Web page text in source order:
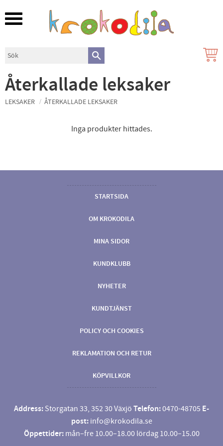
Meny
Återkallade leksaker
LEKSAKER ÅTERKALLADE LEKSAKER
Inga produkter hittades.
STARTSIDA
OM KROKODILA
MINA SIDOR
KUNDKLUBB
NYHETER
KUNDTJÄNST
POLICY OCH COOKIES
REKLAMATION OCH RETUR
KÖPVILLKOR
Address: Storgatan 33, 352 30 Växjö Telefon:0470-48705 E-
post: info@krokodila.se
Öppettider:mån–fre 10.00–18.00 lördag 10.00–15.00